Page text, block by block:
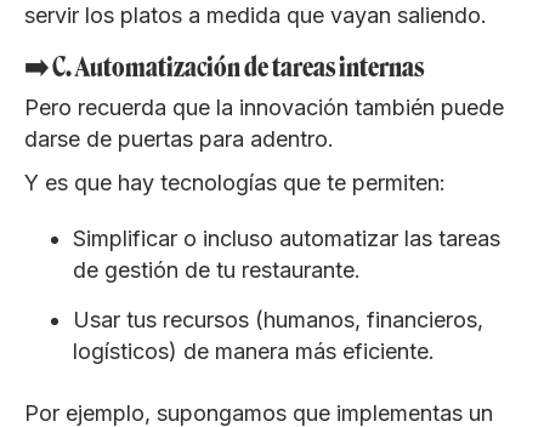
servir los platos a medida que vayan saliendo.
➡️ C. Automatización de tareas internas
Pero recuerda que la innovación también puede
darse de puertas para adentro.
Y es que hay tecnologías que te permiten:
Simplificar o incluso automatizar las tareas
de gestión de tu restaurante.
Usar tus recursos (humanos, financieros,
logísticos) de manera más eficiente.
Por ejemplo, supongamos que implementas un